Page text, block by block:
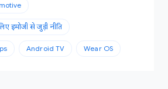
इमोजी से जुड़ी नीति
Android TV Wear OS